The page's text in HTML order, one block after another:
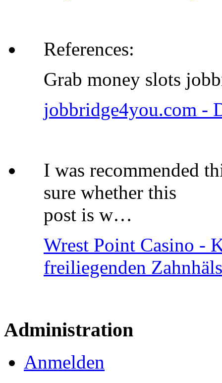
References:
Grab money slots
jobbridge4you.com -
I was recommended
sure whether this
post is w…
Wrest Point Casino -
freiliegenden
Administration
Anmelden